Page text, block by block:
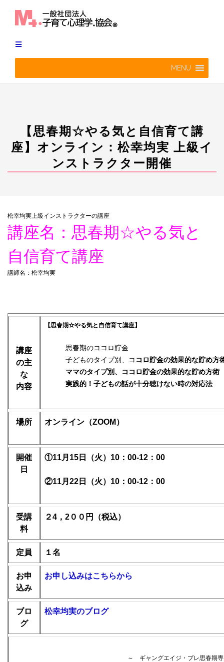
MENU
【思春期☆やる気と自信育て講
座】オンライン：松幸均実 上級イ
ンストラクター開催
松幸均実上級インストラクターの講座
講座名：思春期☆やる気と
自信育て講座
講師名：松幸均実
講座
の主
な
内容
【思春期☆やる気と自信育て講座】
思春期のココロ貯金
子どものタイプ別、コ コロ貯金の効果的な貯め方
ママのタイプ別、ココロ貯金の効果的な貯め方術
実践的！子どもの話が十分聴けない時の対応法
場所 オンライン（ZOOM）
開催
日
①11月15日（火）10：00-12：00
②11月22日（火）10：00-12：00
受講
料
２4，2００円（税込）
定員 １名
お申
込み
お申し込みはこちらから
ブロ
グ
松幸均実のブログ
～ ギャングエイジ・プレ思春期